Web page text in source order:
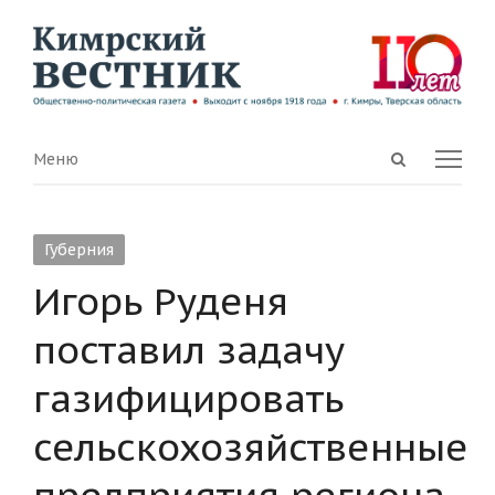
Open
Menu
Меню
Губерния
Игорь Руденя
поставил задачу
газифицировать
сельскохозяйственные